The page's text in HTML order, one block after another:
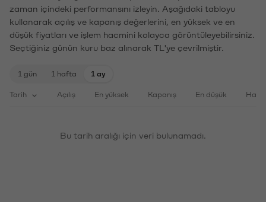
zaman içindeki performansını izleyin. Aşağıdaki tabloyu
kullanarak açılış ve kapanış değerlerini, en yüksek ve en
düşük fiyatları ve işlem hacmini kolayca görüntüleyebilirsiniz.
Seçtiğiniz günün kuru baz alınarak TL'ye çevrilmiştir.
1 gün 1 hafta 1 ay
Tarih Açılış En yüksek Kapanış En düşük
Bu tarih aralığı için veri bulunamadı.